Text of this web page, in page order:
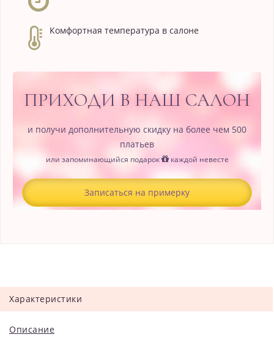
Комфортная температура в салоне
ПРИХОДИ В НАШ САЛОН
и получи дополнительную скидку на более чем 500
платьев
или запоминающийся подарок каждой невесте
Записаться на примерку
Характеристики
Описание